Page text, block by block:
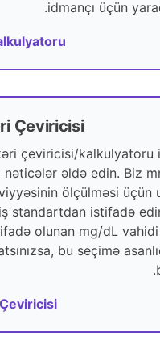
idmançı üçün
Çeviricisi
çeviricisi/kalkulyatoru
nəticələr əldə edin. Biz
ölçülməsi üçün
standartdan istifadə
olunan mg/dL
bu seçimə